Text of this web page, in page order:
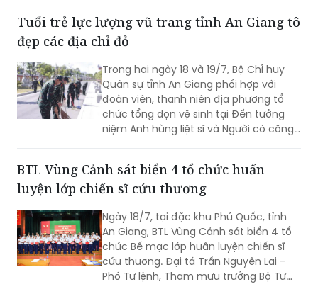
Tuổi trẻ lực lượng vũ trang tỉnh An Giang tô
đẹp các địa chỉ đỏ
Trong hai ngày 18 và 19/7, Bộ Chỉ huy
Quân sự tỉnh An Giang phối hợp với
đoàn viên, thanh niên địa phương tổ
chức tổng dọn vệ sinh tại Đền tưởng
niệm Anh hùng liệt sĩ và Người có công
BTL Vùng Cảnh sát biển 4 tổ chức huấn
luyện lớp chiến sĩ cứu thương
Ngày 18/7, tại đặc khu Phú Quốc, tỉnh
An Giang, BTL Vùng Cảnh sát biển 4 tổ
chức Bế mạc lớp huấn luyện chiến sĩ
cứu thương. Đại tá Trần Nguyên Lai -
Phó Tư lệnh, Tham mưu trưởng Bộ Tư